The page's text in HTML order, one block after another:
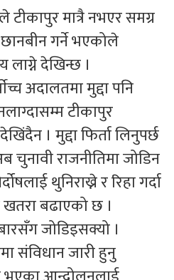
मात्रै नभएर समग्र
गर्ने भएकोले
देखिन्छ ।
अदालतमा मुद्दा पनि
टीकापुर
। मुद्दा फिर्ता लिनुपर्छ
चुनावी राजनीतिमा जोडिन
थुनिराख्ने र रिहा गर्दा
बढाएको छ ।
जोडिइसक्यो ।
संविधान जारी हुनु